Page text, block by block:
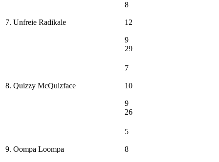
7. Unfreie Radikale
8
12
9
29
8. Quizzy McQuizface
7
10
9
26
9. Oompa Loompa
5
8